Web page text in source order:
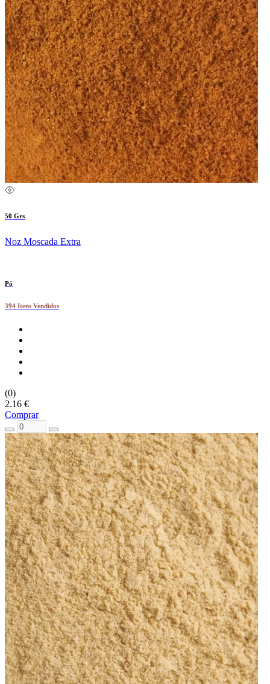
50 Grs
Noz Moscada Extra
Pó
394 Itens Vendidos
(0)
2.16 €
Comprar